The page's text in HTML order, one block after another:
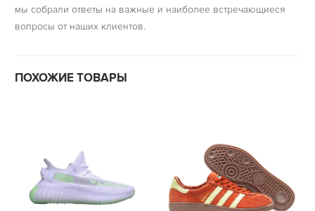
мы собрали ответы на важные и наиболее встречающиеся
вопросы от наших клиентов.
ПОХОЖИЕ ТОВАРЫ